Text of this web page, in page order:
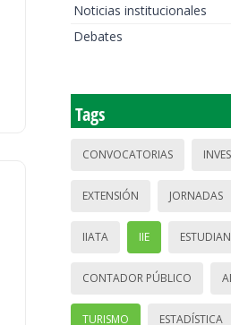
Noticias institucionales
Debates
Tags
CONVOCATORIAS
EXTENSIÓN JORNADAS
IIATA IIE
CONTADOR PÚBLICO
TURISMO ESTADÍSTICA